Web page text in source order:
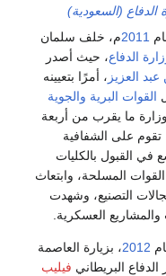
الدفاع (السعودية)
2011م، خلف سلمان
الدفاع، حيث أصدر
عبد العزيز ، أمرًا بتعيينه
القوات البرية والجوية
ما يقرب من أربعة
تقوم على الشفافية
في القبول بالكليات
المسلحة، وابتعاث
التصنيع، وشهدت
العسكرية.
2012، بزيارة العاصمة
الدفاع البريطاني فيليب